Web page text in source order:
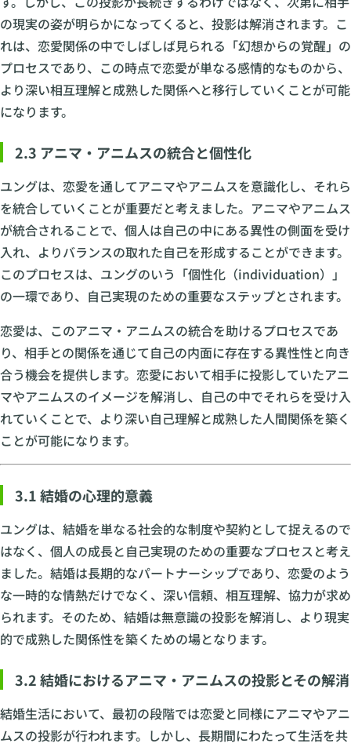
の現実の姿が明らかになってくると、投影は解消されます。こ
れは、恋愛関係の中でしばしば見られる「幻想からの覚醒」の
プロセスであり、この時点で恋愛が単なる感情的なものから、
より深い相互理解と成熟した関係へと移行していくことが可能
になります。
2.3 アニマ・アニムスの統合と個性化
ユングは、恋愛を通してアニマやアニムスを意識化し、それら
を統合していくことが重要だと考えました。アニマやアニムス
が統合されることで、個人は自己の中にある異性の側面を受け
入れ、よりバランスの取れた自己を形成することができます。
このプロセスは、ユングのいう「個性化（individuation）」
の一環であり、自己実現のための重要なステップとされます。
恋愛は、このアニマ・アニムスの統合を助けるプロセスであ
り、相手との関係を通じて自己の内面に存在する異性性と向き
合う機会を提供します。恋愛において相手に投影していたアニ
マやアニムスのイメージを解消し、自己の中でそれらを受け入
れていくことで、より深い自己理解と成熟した人間関係を築く
ことが可能になります。
3.1 結婚の心理的意義
ユングは、結婚を単なる社会的な制度や契約として捉えるので
はなく、個人の成長と自己実現のための重要なプロセスと考え
ました。結婚は長期的なパートナーシップであり、恋愛のよう
な一時的な情熱だけでなく、深い信頼、相互理解、協力が求め
られます。そのため、結婚は無意識の投影を解消し、より現実
的で成熟した関係性を築くための場となります。
3.2 結婚におけるアニマ・アニムスの投影とその解消
結婚生活において、最初の段階では恋愛と同様にアニマやアニ
ムスの投影が行われます。しかし、長期間にわたって生活を共